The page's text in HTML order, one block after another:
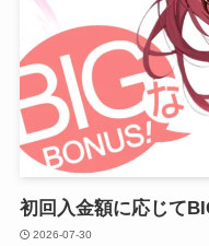
初回入金額に応じて
2026-07-30